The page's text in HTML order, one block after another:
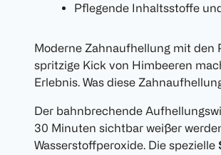
Pflegende Inhaltsstoffe
Moderne Zahnaufhellung mit den
spritzige Kick von Himbeeren
Erlebnis. Was diese
Der bahnbrechende
30 Minuten sichtbar weißer
Wasserstoffperoxide. Die spezielle